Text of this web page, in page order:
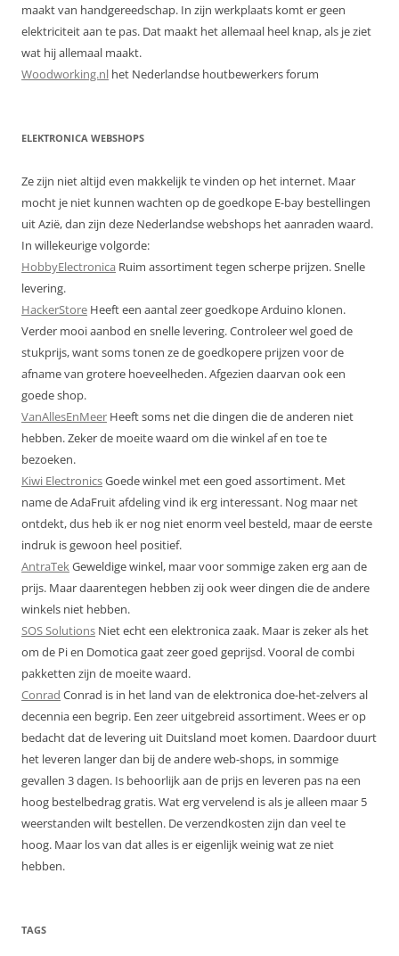
maakt van handgereedschap. In zijn werkplaats komt er geen
elektriciteit aan te pas. Dat maakt het allemaal heel knap, als je ziet
wat hij allemaal maakt.
Woodworking.nl het Nederlandse houtbewerkers forum
ELEKTRONICA WEBSHOPS
Ze zijn niet altijd even makkelijk te vinden op het internet. Maar
mocht je niet kunnen wachten op de goedkope E-bay bestellingen
uit Azië, dan zijn deze Nederlandse webshops het aanraden waard.
In willekeurige volgorde:
HobbyElectronica Ruim assortiment tegen scherpe prijzen. Snelle
levering.
HackerStore Heeft een aantal zeer goedkope Arduino klonen.
Verder mooi aanbod en snelle levering. Controleer wel goed de
stukprijs, want soms tonen ze de goedkopere prijzen voor de
afname van grotere hoeveelheden. Afgezien daarvan ook een
goede shop.
VanAllesEnMeer Heeft soms net die dingen die de anderen niet
hebben. Zeker de moeite waard om die winkel af en toe te
bezoeken.
Kiwi ElectronicsGoede winkel met een goed assortiment. Met
name de AdaFruit afdeling vind ik erg interessant. Nog maar net
ontdekt, dus heb ik er nog niet enorm veel besteld, maar de eerste
indruk is gewoon heel positief.
AntraTekGeweldige winkel, maar voor sommige zaken erg aan de
prijs. Maar daarentegen hebben zij ook weer dingen die de andere
winkels niet hebben.
SOS Solutions Niet echt een elektronica zaak. Maar is zeker als het
om de Pi en Domotica gaat zeer goed geprijsd. Vooral de combi
pakketten zijn de moeite waard.
Conrad Conrad is in het land van de elektronica doe-het-zelvers al
decennia een begrip. Een zeer uitgebreid assortiment. Wees er op
bedacht dat de levering uit Duitsland moet komen. Daardoor duurt
het leveren langer dan bij de andere web-shops, in sommige
gevallen 3 dagen. Is behoorlijk aan de prijs en leveren pas na een
hoog bestelbedrag gratis. Wat erg vervelend is als je alleen maar 5
weerstanden wilt bestellen. De verzendkosten zijn dan veel te
hoog. Maar los van dat alles is er eigenlijk weinig wat ze niet
hebben.
TAGS